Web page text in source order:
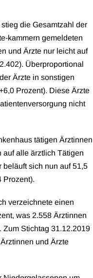
die Gesamtzahl der
kammern gemeldeten
und Ärzte nur leicht auf
Überproportional
Ärzte in sonstigen
Prozent). Diese Ärzte
nicht
tätigen Ärztinnen
auf alle ärztlich Tätigen
beläuft sich nun auf 51,5
Prozent).
verzeichnete einen
was 2.558 Ärztinnen
Zum Stichtag 31.12.2019
und Ärzte